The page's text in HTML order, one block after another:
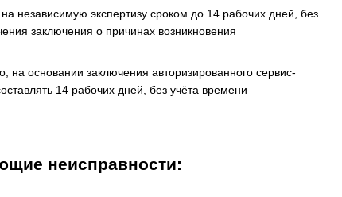
независимую экспертизу сроком до 14 рабочих дней, без
заключения о причинах возникновения
на основании заключения авторизированного сервис-
14 рабочих дней, без учёта времени
неисправности: